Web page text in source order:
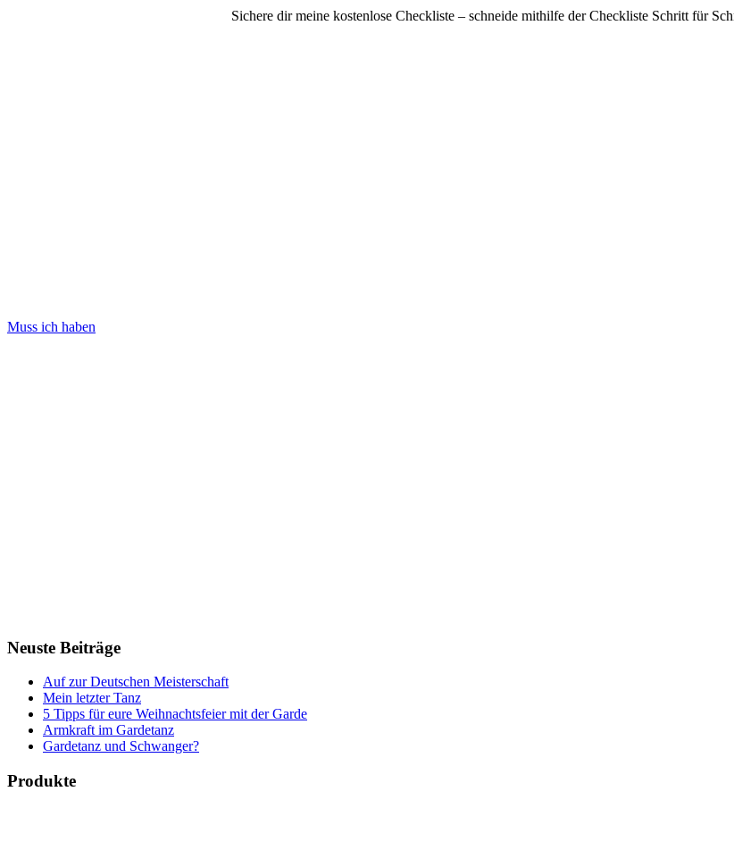
Sichere dir meine kostenlose Checkliste – schneide mithilfe der Checkliste Schritt für
Muss ich haben
Neuste Beiträge
Auf zur Deutschen Meisterschaft
Mein letzter Tanz
5 Tipps für eure Weihnachtsfeier mit der Garde
Armkraft im Gardetanz
Gardetanz und Schwanger?
Produkte